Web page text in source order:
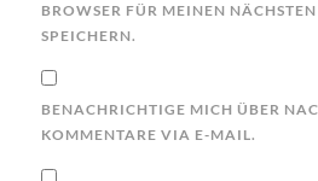
BROWSER FÜR MEINEN
SPEICHERN.
BENACHRICHTIGE MICH ÜBER
KOMMENTARE VIA E-MAIL.